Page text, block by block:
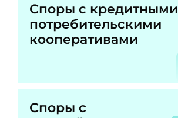
Споры с кредитными
потребительскими
кооперативами
Споры с